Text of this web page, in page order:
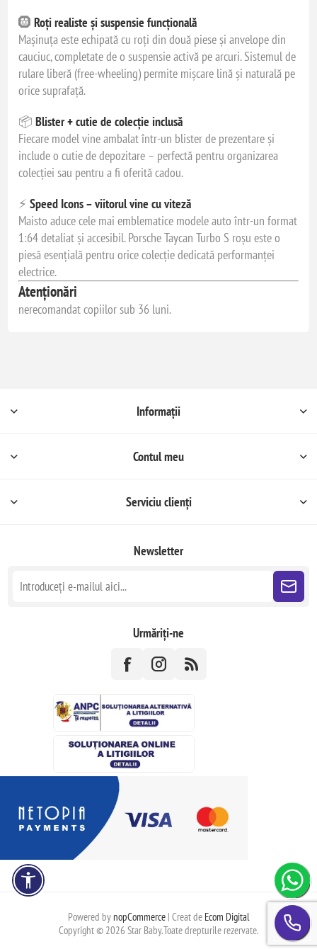
🛞Roți realiste și suspensie funcțională
Mașinuța este echipată cu roți din două piese și anvelope din
cauciuc, completate de o suspensie activă pe arcuri. Sistemul de
rulare liberă (free-wheeling) permite mișcare lină și naturală pe
orice suprafață.
📦Blister + cutie de colecție inclusă
Fiecare model vine ambalat într-un blister de prezentare și
include o cutie de depozitare – perfectă pentru organizarea
colecției sau pentru a fi oferită cadou.
⚡Speed Icons – viitorul vine cu viteză
Maisto aduce cele mai emblematice modele auto într-un format
1:64 detaliat și accesibil. Porsche Taycan Turbo S roșu este o
piesă esențială pentru orice colecție dedicată performanței
electrice.
Atenționări
nerecomandat copiilor sub 36 luni.
Informații
Contul meu
Serviciu clienți
Newsletter
Urmăriți-ne
Powered by nopCommerce| Creat de Ecom Digital
Copyright © 2026 Star Baby.Toate drepturile rezervate.